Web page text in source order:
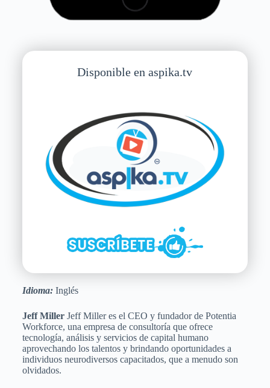
Idioma:Inglés
Jeff MillerJeff Miller es el CEO y fundador de Potentia
Workforce, una empresa de consultoría que ofrece
tecnología, análisis y servicios de capital humano
aprovechando los talentos y brindando oportunidades a
individuos neurodiversos capacitados, que a menudo son
olvidados.
Disponible en aspika.tv